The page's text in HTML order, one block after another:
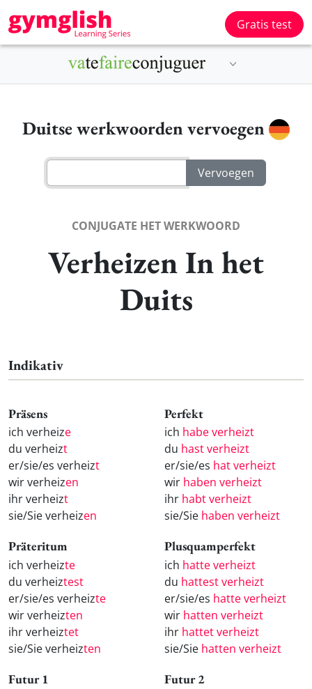
Gratis test
Duitse werkwoorden vervoegen
CONJUGATE HET WERKWOORD
Verheizen In het
Duits
Indikativ
Präsens
ich verheize
du verheizt
er/sie/es verheizt
wir verheizen
ihr verheizt
sie/Sie verheizen
Perfekt
ich habe verheizt
du hast verheizt
er/sie/es hat verheizt
wir haben verheizt
ihr habt verheizt
sie/Sie haben verheizt
Präteritum
ich verheizte
du verheiztest
er/sie/es verheizte
wir verheizten
ihr verheiztet
sie/Sie verheizten
Plusquamperfekt
ich hatte verheizt
du hattest verheizt
er/sie/es hatte verheizt
wir hatten verheizt
ihr hattet verheizt
sie/Sie hatten verheizt
Futur 1 Futur 2